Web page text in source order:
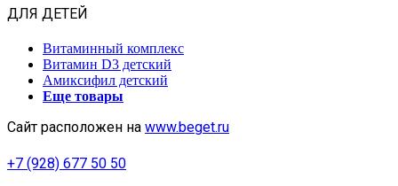
ДЛЯ ДЕТЕЙ
Витаминный комплекс
Витамин D3 детский
Амиксифил детский
Еще товары
Сайт расположен на www.beget.ru
+7 (928) 677 50 50